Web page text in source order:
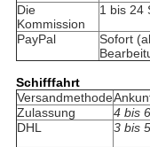
Die
Kommission
1 bis 24
PayPal
Sofort
Schifffahrt
Versandmethode
Zulassung
4 bis
DHL
3 bis